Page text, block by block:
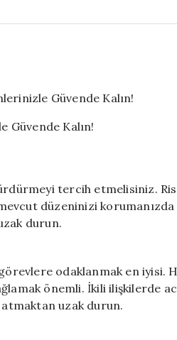
Güvende Kalın!
tercih etmelisiniz.
düzeninizi korumanızda
durun.
odaklanmak en iyisi.
önemli. İkili ilişkilerde
uzak durun.